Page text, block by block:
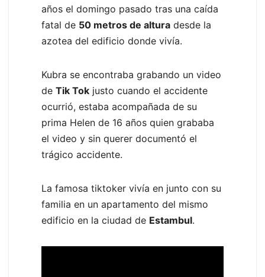
años el domingo pasado tras una caída
fatal de 50 metros de altura desde la
azotea del edificio donde vivía.
Kubra se encontraba grabando un video
de Tik Tok justo cuando el accidente
ocurrió, estaba acompañada de su
prima Helen de 16 años quien grababa
el video y sin querer documentó el
trágico accidente.
La famosa tiktoker vivía en junto con su
familia en un apartamento del mismo
edificio en la ciudad de Estambul.